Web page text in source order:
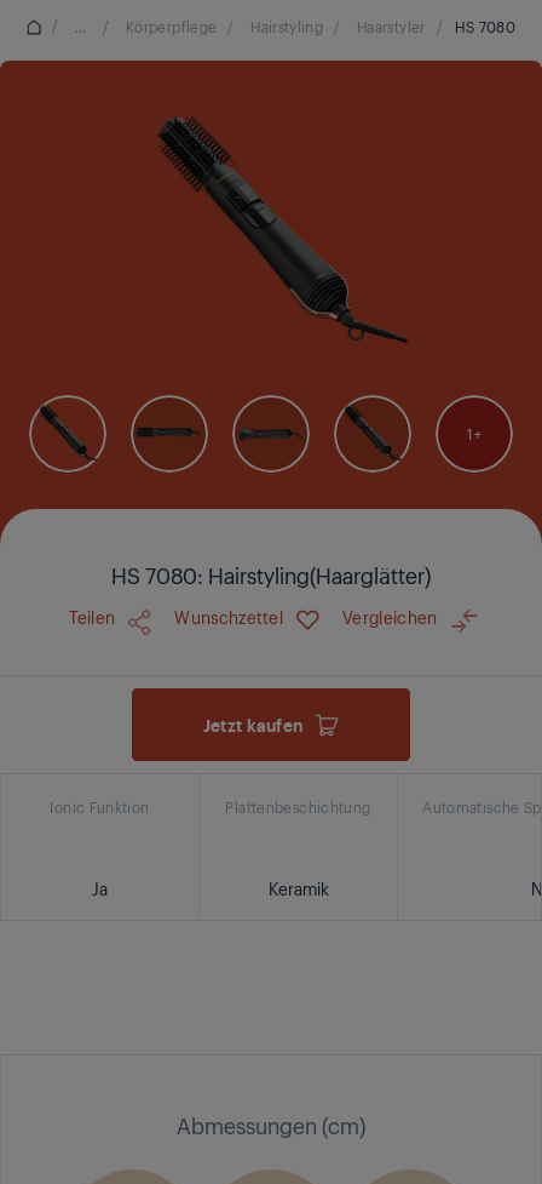
/ ... / Körperpflege / Hairstyling / Haarstyler / HS 7080
1
HS 7080: Hairstyling(Haarglätter)
Teilen Wunschzettel Vergleichen
Jetzt kaufen
Ionic Funktion
Ja
Plattenbeschichtung
Keramik
Automatische
Abmessungen (cm)